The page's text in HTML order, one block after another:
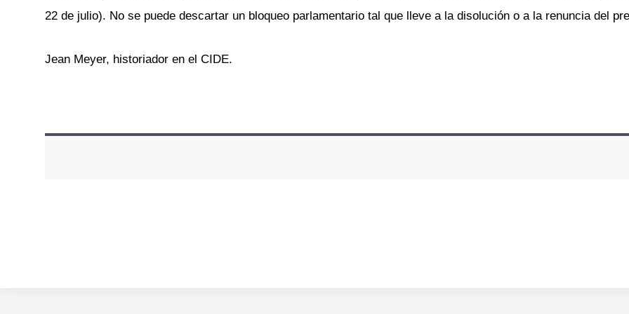
22 de julio). No se puede descartar un bloqueo parlamentario tal que lleve a la disolución o a la renuncia del
Jean Meyer, historiador en el CIDE.